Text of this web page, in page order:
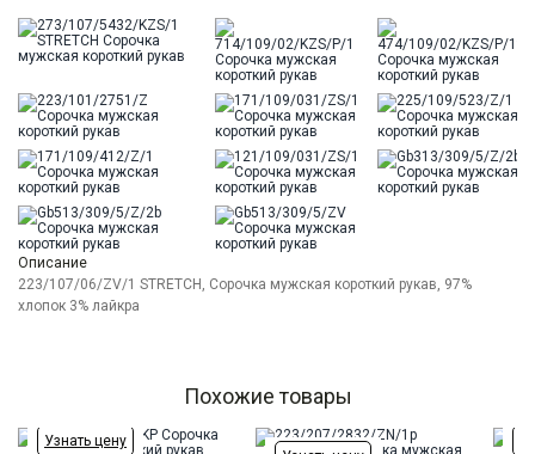
Описание
223/107/06/ZV/1 STRETCH, Сорочка мужская короткий рукав, 97%
хлопок 3% лайкра
Похожие товары
Узнать цену